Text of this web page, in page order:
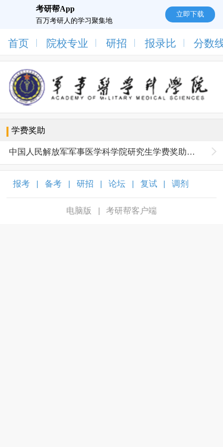
考研帮App
百万考研人的学习聚集地
立即下载
首页 院校专业 研招 报录比 分数
学费奖助
中国人民解放军军事医学科学院研究生学费奖助政策
报考 备考 研招 论坛 复试 调剂
电脑版 考研帮客户端